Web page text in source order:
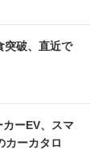
突破、直近で
カーEV、スマ
カーカタロ